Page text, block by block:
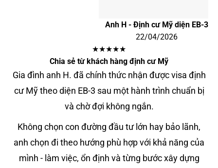
Anh H - Định cư Mỹ diện EB-3
22/04/2026
★★★★★
Chia sẻ từ khách hàng định cư Mỹ
Gia đình anh H. đã chính thức nhận được visa định
cư Mỹ theo diện EB-3 sau một hành trình chuẩn bị
và chờ đợi không ngắn.
Không chọn con đường đầu tư lớn hay bảo lãnh,
anh chọn đi theo hướng phù hợp với khả năng của
mình - làm việc, ổn định và từng bước xây dựng